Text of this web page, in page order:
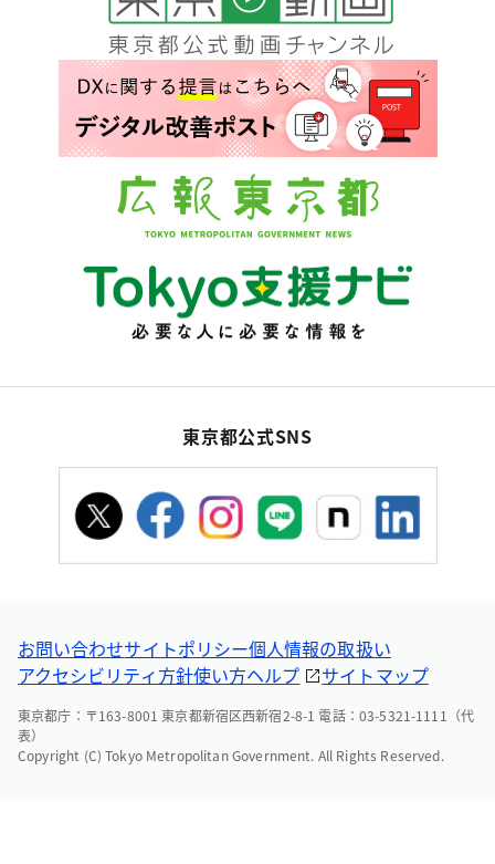
東京都公式SNS
お問い合わせサイトポリシー個人情報の取扱い
アクセシビリティ方針使い方ヘルプ サイトマップ
東京都庁：〒163-8001 東京都新宿区西新宿2-8-1 電話：03-5321-1111（代
表）
Copyright (C) Tokyo Metropolitan Government. All Rights Reserved.